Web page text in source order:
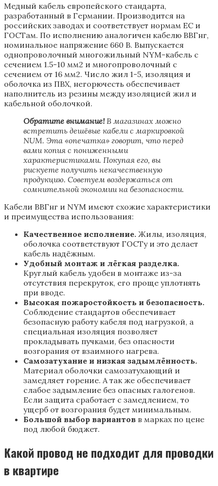
Медный кабель европейского стандарта,
разработанный в Германии. Производится на
российских заводах и соответствует нормам ЕС и
ГОСТам. По исполнению аналогичен кабелю ВВГнг,
номинальное напряжение 660 В. Выпускается
однопроволочный многожильный NYM-кабель с
сечением 1.5-10 мм2 и многопроволочный с
сечением от 16 мм2. Число жил 1-5, изоляция и
оболочка из ПВХ, негорючесть обеспечивает
наполнитель из резины между изоляцией жил и
кабельной оболочкой.
Обратите внимание! В магазинах можно
встретить дешёвые кабели с маркировкой
NUM. Эта «опечатка» говорит, что перед
вами копия с пониженными
характеристиками. Покупая его, вы
рискуете получить некачественную
продукцию. Советуем воздержаться от
сомнительной экономии на безопасности.
Кабели ВВГнг и NYM имеют схожие характеристики
и преимущества использования:
Качественное исполнение. Жилы, изоляция,
оболочка соответствуют ГОСТу и это делает
кабель надёжным.
Удобный монтаж и лёгкая разделка.
Круглый кабель удобен в монтаже из-за
отсутствия перекруток, его проще уплотнять
при вводе.
Высокая пожаростойкость и безопасность.
Соблюдение стандартов обеспечивает
безопасную работу кабеля под нагрузкой, а
специальная изоляция позволяет
прокладывать пучками, без опасности
возгорания от взаимного нагрева.
Самозатухание и низкая задымлённость.
Материал оболочки самозатухающий и
замедляет горение. А так же обеспечивает
слабое задымление без опасных галогенов.
Если защита сработает с замедлением, то
ущерб от возгорания будет минимальным.
Большой выбор вариантов в марках по цене
под любой бюджет.
Какой провод не подходит для проводки
в квартире